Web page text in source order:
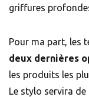
griffures
Pour ma part, les
deux dernières
les produits les
Le stylo servira